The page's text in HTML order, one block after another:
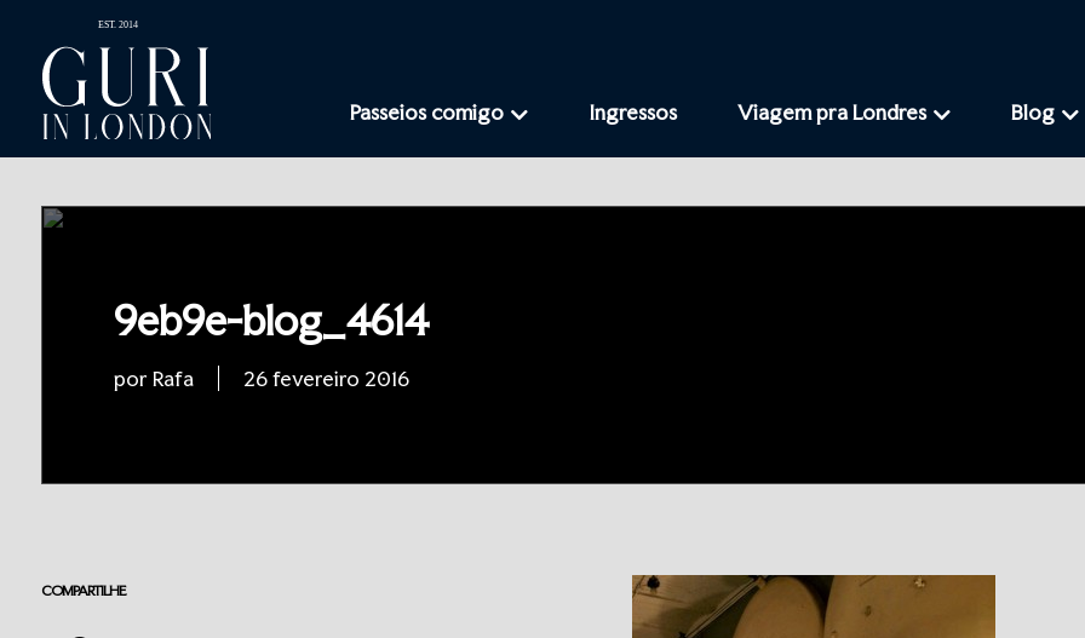
Passeios comigo Ingressos Viagem pra Londres Blog
9eb9e-blog_4614
por Rafa 26 fevereiro 2016
COMPARTILHE